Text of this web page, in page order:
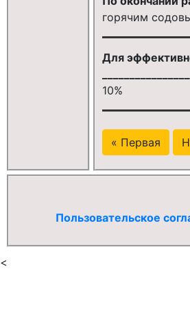
горячим
Для
10%
« Первая
Пользовательское
<